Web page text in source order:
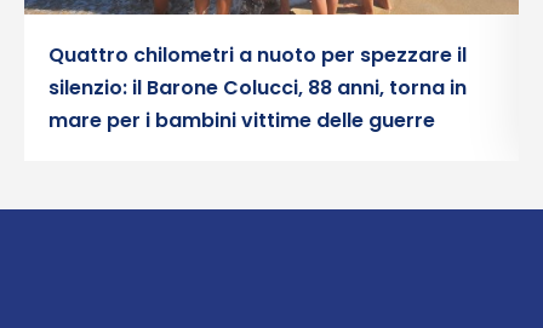
Quattro chilometri a nuoto per spezzare il
silenzio: il Barone Colucci, 88 anni, torna in
mare per i bambini vittime delle guerre